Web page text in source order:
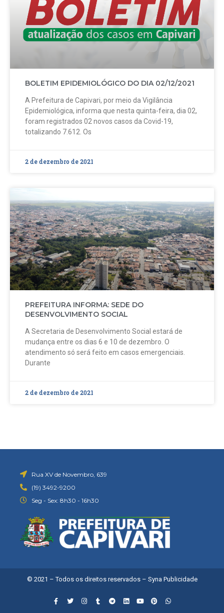
BOLETIM EPIDEMIOLÓGICO DO DIA 02/12/2021
A Prefeitura de Capivari, por meio da Vigilância
Epidemiológica, informa que nesta quinta-feira, dia 02,
foram registrados 02 novos casos da Covid-19,
totalizando 7.612. Os
2 de dezembro de 2021
PREFEITURA INFORMA: SEDE DO
DESENVOLVIMENTO SOCIAL
A Secretaria de Desenvolvimento Social estará de
mudança entre os dias 6 e 10 de dezembro. O
atendimento só será feito em casos emergenciais.
Durante
2 de dezembro de 2021
Rua XV de Novembro, 639
(19) 3492-9200
Seg - Sex: 8h30 - 16h30
© 2021 – Todos os direitos reservados – Syna Publicidade